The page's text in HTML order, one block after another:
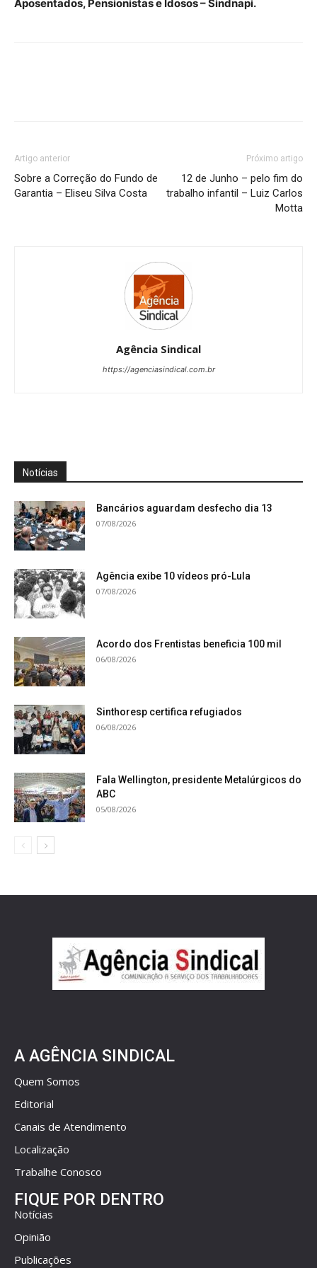
Aposentados, Pensionistas e Idosos – Sindnapi.
Artigo anterior
Sobre a Correção do Fundo de
Garantia – Eliseu Silva Costa
Próximo artigo
12 de Junho – pelo fim do
trabalho infantil – Luiz Carlos
Motta
Agência Sindical
https://agenciasindical.com.br
Notícias
Bancários aguardam desfecho dia 13
07/08/2026
Agência exibe 10 vídeos pró-Lula
07/08/2026
Acordo dos Frentistas beneficia 100 mil
06/08/2026
Sinthoresp certifica refugiados
06/08/2026
Fala Wellington, presidente Metalúrgicos do
ABC
05/08/2026
A AGÊNCIA SINDICAL
Quem Somos
Editorial
Canais de Atendimento
Localização
Trabalhe Conosco
FIQUE POR DENTRO
Notícias
Opinião
Publicações